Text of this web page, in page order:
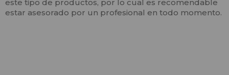
este tipo de productos, por lo cual es recomendable
estar asesorado por un profesional en todo momento.